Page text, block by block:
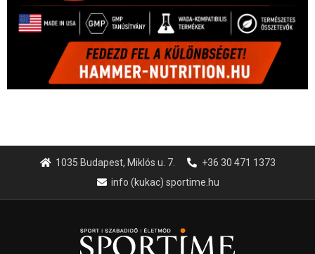
1035 Budapest, Miklós u. 7.
+36 30 471 1373
info (kukac) sportime.hu